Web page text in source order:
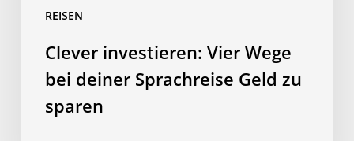
REISEN
Clever investieren: Vier Wege
bei deiner Sprachreise Geld zu
sparen